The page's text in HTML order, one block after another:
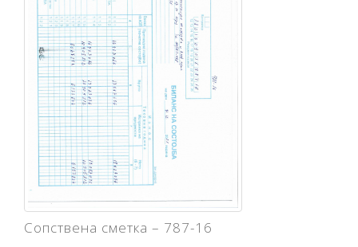
Сопствена сметка – 787-16